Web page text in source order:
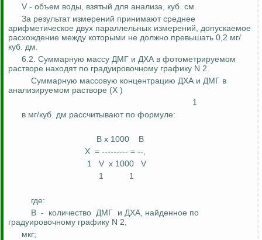
V - объем воды, взятый для анализа, куб. см.
За результат измерений принимают среднее
арифметическое двух параллельных измерений, допускаемое
расхождение между которыми не должно превышать 0,2 мг/
куб. дм.
6.2. Суммарную массу ДМГ и ДХА в фотометрируемом
растворе находят по градуировочному графику N 2.
Суммарную массовую концентрацию ДХА и ДМГ в
анализируемом растворе (X )
1
в мг/куб. дм рассчитывают по формуле:
B x 1000
B
X = --------- = --,
1
V x 1000
V
1
1
где:
B - количество ДМГ и ДХА, найденное по
градуировочному графику N 2,
мкг;